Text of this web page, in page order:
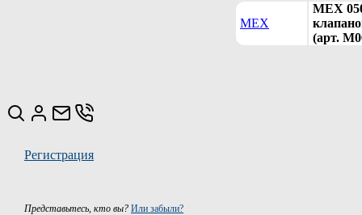
MEX
MEX
(арт.
Регистрация
Представьтесь, кто вы? Или забыли?